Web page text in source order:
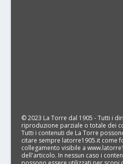
© 2023 La Torre dal 1905 - Tutti i
riproduzione parziale o totale dei
Tutti i contenuti de La Torre
citare sempre latorre1905.it come
collegamento visibile a
dell'articolo. In nessun caso i